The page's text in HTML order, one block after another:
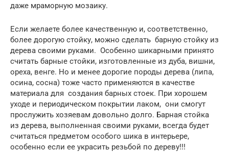
даже мраморную мозаику.
Если желаете более качественную и, соответственно,
более дорогую стойку, можно сделать барную стойку из
дерева своими руками. Особенно шикарными принято
считать барные стойки, изготовленные из дуба, вишни,
ореха, венге. Но и менее дорогие породы дерева (липа,
осина, сосна) тоже часто применяются в качестве
материала для создания барных стоек. При хорошем
уходе и периодическом покрытии лаком, они смогут
прослужить хозяевам довольно долго. Барная стойка
из дерева, выполненная своими руками, всегда будет
считаться предметом особого шика в интерьере,
особенно если ее украсить резьбой по дереву!!!